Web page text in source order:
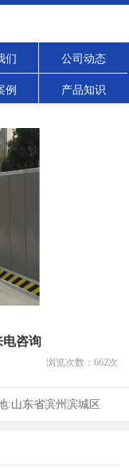
们 公司动态
例 产品知识
电咨询
浏览次数： 662次
:山东省滨州滨城区